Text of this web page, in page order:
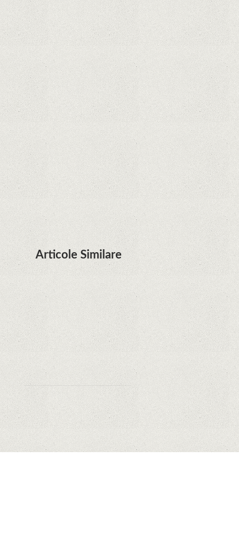
această lună de la Legenda Korra
Studio Mir
Curtea Supremă reglementează în
favoarea Google în Oracle Java
Fight
Zvon: aplicațiile Google nu se mai
pot instala pe terminalele Huawei
cu procesoare Kirin
Huawei P50 primeşte o posibilă
dată de lansare şi e mai curând
decât credeam; Are cameră
telephoto cu zoom optic variabil
Articole Similare